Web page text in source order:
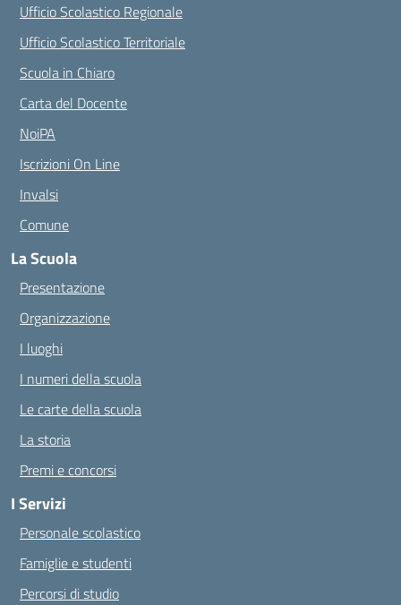
Ufficio Scolastico Regionale
Ufficio Scolastico Territoriale
Scuola in Chiaro
Carta del Docente
NoiPA
Iscrizioni On Line
Invalsi
Comune
La Scuola
Presentazione
Organizzazione
I luoghi
I numeri della scuola
Le carte della scuola
La storia
Premi e concorsi
I Servizi
Personale scolastico
Famiglie e studenti
Percorsi di studio